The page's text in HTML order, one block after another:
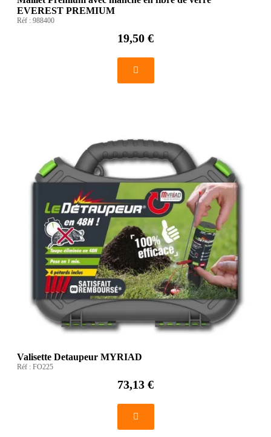
EVEREST PREMIUM
Réf : 988400
19,50 €
Valisette Detaupeur MYRIAD
Réf : FO225
73,13 €